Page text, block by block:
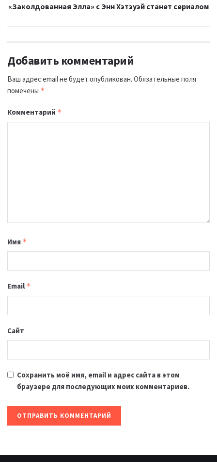
«Заколдованная Элла» с Энн Хэтэуэй станет сериалом
Добавить комментарий
Ваш адрес email не будет опубликован. Обязательные поля
помечены *
Комментарий *
Имя *
Email *
Сайт
Сохранить моё имя, email и адрес сайта в этом
браузере для последующих моих комментариев.